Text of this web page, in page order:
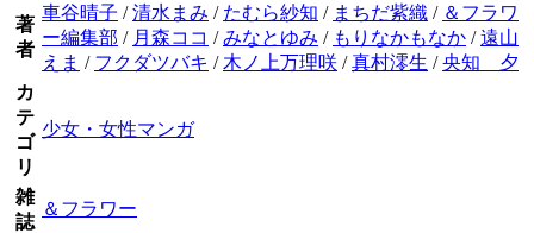
著
者
車谷晴子 /清水まみ / たむら紗知 / まちだ紫織 / ＆フラワ
ー編集部 / 月森ココ /みなとゆみ / もりなかもなか /遠山
えま / フクダツバキ / 木ノ上万理咲 /真村澪生 /央知 夕
カ
テ
ゴ
リ
少女・女性マンガ
雑
誌
＆フラワー